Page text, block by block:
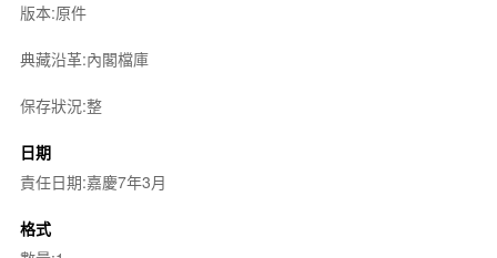
版本:原件
典藏沿革:內閣檔庫
保存狀況:整
日期
責任日期:嘉慶7年3月
格式